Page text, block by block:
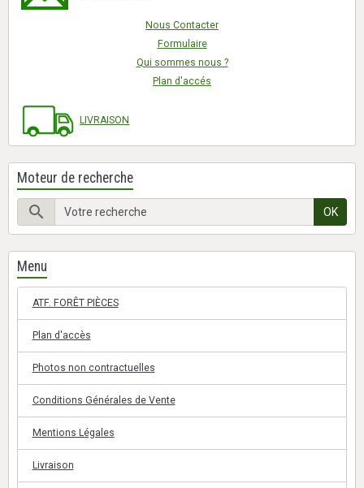
Nous Contacter
Formulaire
Qui sommes nous ?
Plan d'accés
LIVRAISON
Moteur de recherche
OK
Menu
ATF. FORÊT PIÈCES
Plan d'accès
Photos non contractuelles
Conditions Générales de Vente
Mentions Légales
Livraison